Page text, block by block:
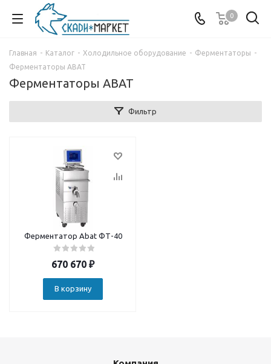
0
Главная - Каталог - Холодильное оборудование - Ферментаторы -
Ферментаторы ABAT
Ферментаторы ABAT
Фильтр
Ферментатор Abat ФТ-40
670 670 ₽
В корзину